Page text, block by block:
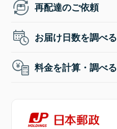
再配達のご依頼
お届け日数を調べる
料金を計算・調べる